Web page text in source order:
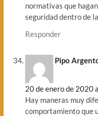
normativas que
seguridad dentro de la
Responder
Pipo
20 de enero de 2020
Hay maneras muy
comportamiento que